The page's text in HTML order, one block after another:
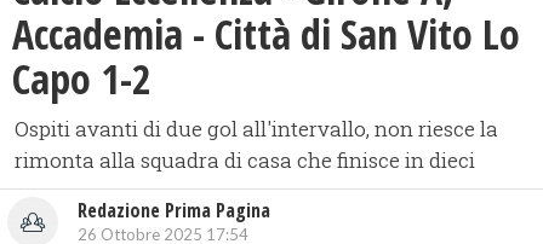
Accademia - Città di San Vito Lo
Capo 1-2
Ospiti avanti di due gol all'intervallo, non riesce la
rimonta alla squadra di casa che finisce in dieci
Redazione Prima Pagina
26 Ottobre 2025 17:54